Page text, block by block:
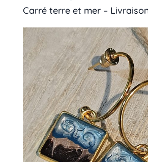
Carré terre et mer –